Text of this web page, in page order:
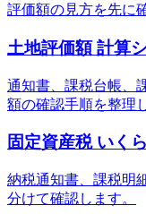
評価額の見方を先に
土地評価額 計算
通知書、課税台帳、
額の確認手順を整理
固定資産税 いくら
納税通知書、課税明
分けて確認します。